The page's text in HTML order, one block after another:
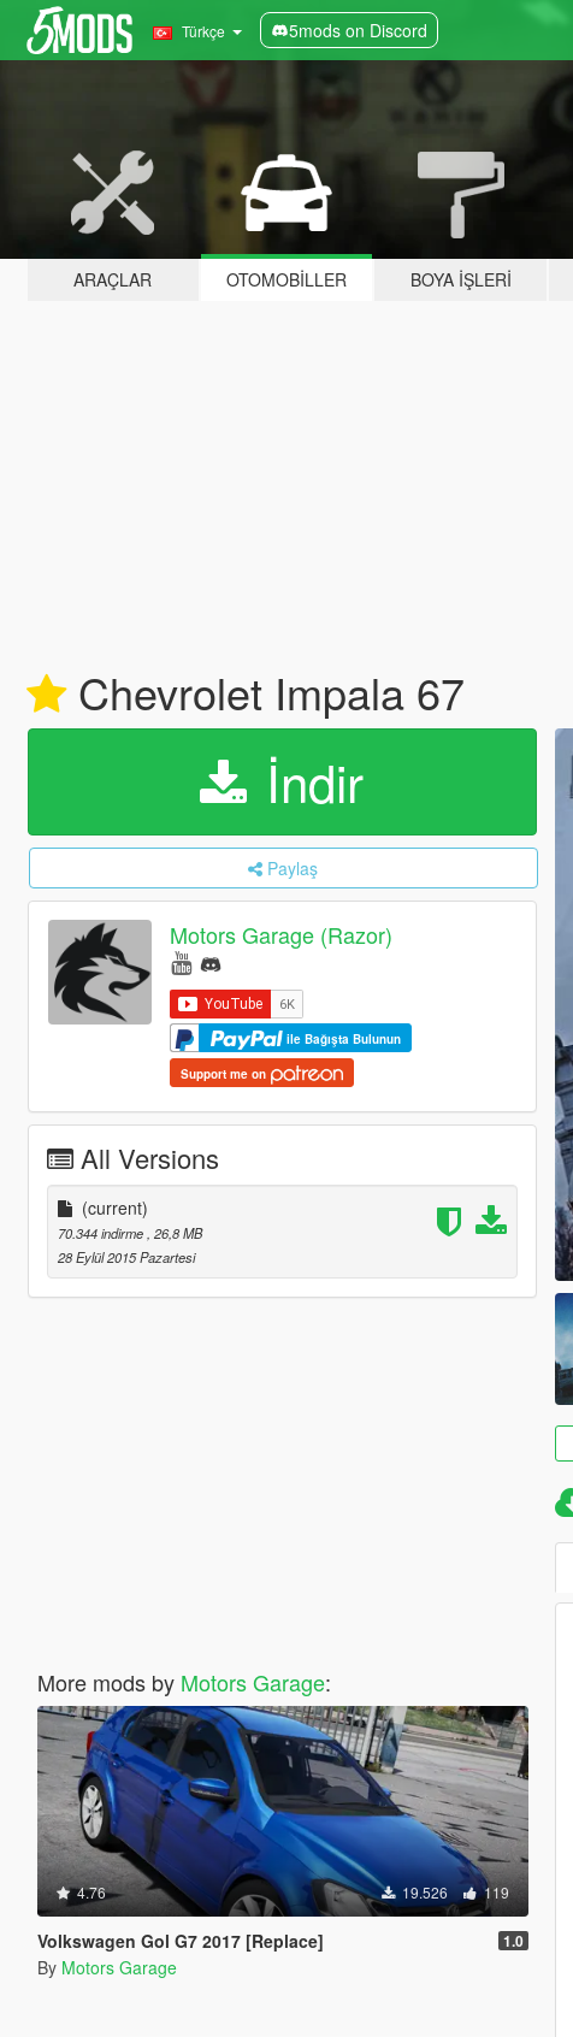
Türkçe 5mods on Discord
ARAÇLAR OTOMOBILLER BOYA İŞLERI
Chevrolet Impala 67
İndir
Paylaş
Motors Garage (Razor)
ile Bağışta Bulunun
Support me on
All Versions
(current)
70.344 indirme , 26,8 MB
28 Eylül 2015 Pazartesi
More mods by Motors Garage:
4.76 19.526 119
Volkswagen Gol G7 2017 [Replace] 1.0
By Motors Garage